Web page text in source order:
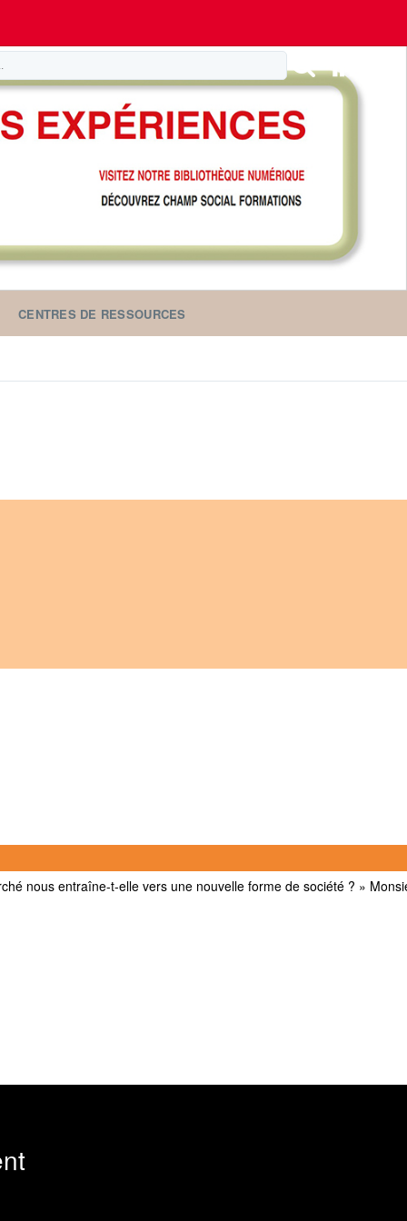
CENTRES DE RESSOURCES
nous entraîne-t-elle vers une nouvelle forme de société ? »